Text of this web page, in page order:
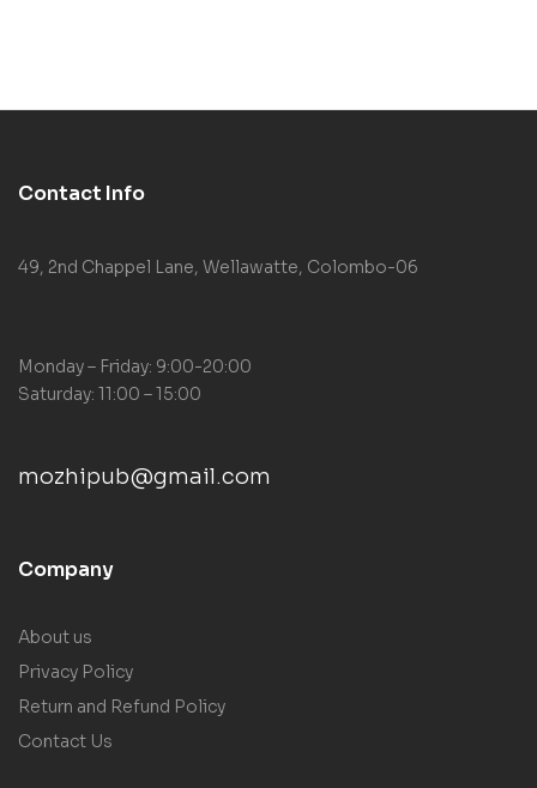
Contact Info
49, 2nd Chappel Lane, Wellawatte, Colombo-06
Monday – Friday: 9:00-20:00
Saturday: 11:00 – 15:00
mozhipub@gmail.com
Company
About us
Privacy Policy
Return and Refund Policy
Contact Us